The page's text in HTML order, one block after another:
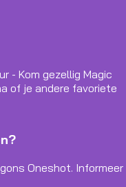
- Kom gezellig Magic
of je andere favoriete
Oneshot. Informeer